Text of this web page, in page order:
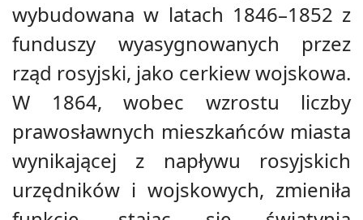
wybudowana w latach 1846–1852 z
funduszy wyasygnowanych przez
rząd rosyjski, jako cerkiew wojskowa.
W 1864, wobec wzrostu liczby
prawosławnych mieszkańców miasta
wynikającej z napływu rosyjskich
urzędników i wojskowych, zmieniła